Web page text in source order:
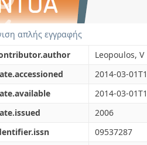
απλής εγγραφής
Leopoulos, V
2014-03-
2014-03-
2006
09537287